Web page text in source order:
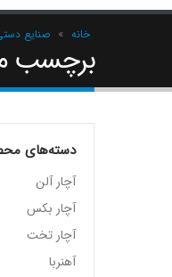
خانه » صنایع
برچسب
دسته‌های
آچار آلن
آچار بکس
آچار تخت
آهنربا